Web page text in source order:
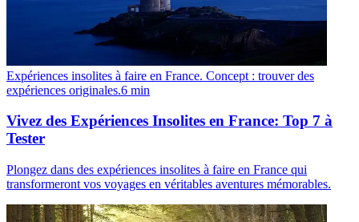
Expériences insolites à faire en France. Concept : trouver des
expériences originales.6 min
Vivez des Expériences Insolites en France: Top 7 à
Tester
Plongez dans des expériences insolites à faire en France qui
transformeront vos voyages en véritables aventures mémorables.